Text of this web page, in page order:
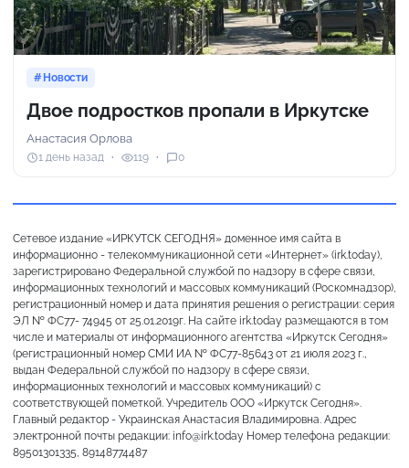
Новости
Двое подростков пропали в Иркутске
Анастасия Орлова
1 день назад 119 0
Сетевое издание «ИРКУТСК СЕГОДНЯ» доменное имя сайта в
информационно - телекоммуникационной сети «Интернет» (irk.today),
зарегистрировано Федеральной службой по надзору в сфере связи,
информационных технологий и массовых коммуникаций (Роскомнадзор),
регистрационный номер и дата принятия решения о регистрации: серия
ЭЛ № ФС77- 74945 от 25.01.2019г. На сайте irk.today размещаются в том
числе и материалы от информационного агентства «Иркутск Сегодня»
(регистрационный номер СМИ ИА № ФС77-85643 от 21 июля 2023 г.,
выдан Федеральной службой по надзору в сфере связи,
информационных технологий и массовых коммуникаций) с
соответствующей пометкой. Учредитель ООО «Иркутск Сегодня».
Главный редактор - Украинская Анастасия Владимировна. Адрес
электронной почты редакции: info@irk.today Номер телефона редакции:
89501301335, 89148774487